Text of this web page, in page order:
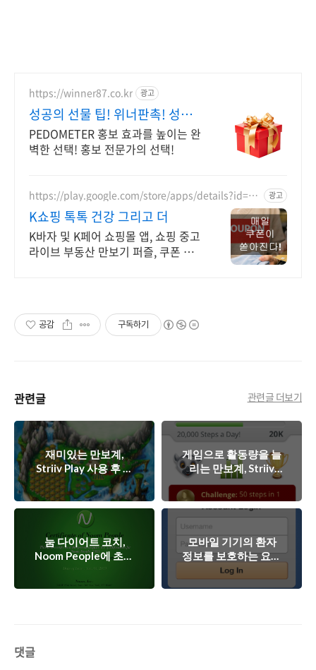
https://winner87.co.kr 광고
성공의 선물 팁! 위너판촉! 성공
을 담다. 판촉의시작!
PEDOMETER 홍보 효과를 높이는 완
벽한 선택! 홍보 전문가의 선택!
https://play.google.com/store/apps/details?id=k
mt.webrtc.unicalle
광고
K쇼핑 톡톡 건강 그리고 더
K바자 및 K페어 쇼핑몰 앱, 쇼핑 중고
라이브 부동산 만보기 퍼즐, 쿠폰 천
공감 구독하기
관련글 관련글 더보기
재미있는 만보계,
Striiv Play 사용 후 나
의 활동량은?
게임으로 활동량을 늘
리는 만보계, Striiv
Play
눔 다이어트 코치,
Noom People에 초대
되었습니다.
모바일 기기의 환자
정보를 보호하는 요령
11가지
댓글